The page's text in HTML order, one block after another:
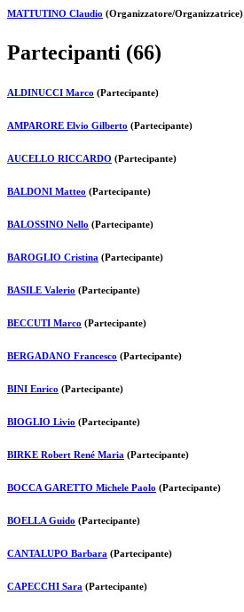
MATTUTINO Claudio (Organizzatore/Organizzatrice)
Partecipanti (66)
ALDINUCCI Marco (Partecipante)
AMPARORE Elvio Gilberto (Partecipante)
AUCELLO RICCARDO (Partecipante)
BALDONI Matteo (Partecipante)
BALOSSINO Nello (Partecipante)
BAROGLIO Cristina (Partecipante)
BASILE Valerio (Partecipante)
BECCUTI Marco (Partecipante)
BERGADANO Francesco (Partecipante)
BINI Enrico (Partecipante)
BIOGLIO Livio (Partecipante)
BIRKE Robert René Maria (Partecipante)
BOCCA GARETTO Michele Paolo (Partecipante)
BOELLA Guido (Partecipante)
CANTALUPO Barbara (Partecipante)
CAPECCHI Sara (Partecipante)